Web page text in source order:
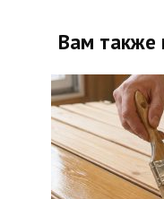
Вам также